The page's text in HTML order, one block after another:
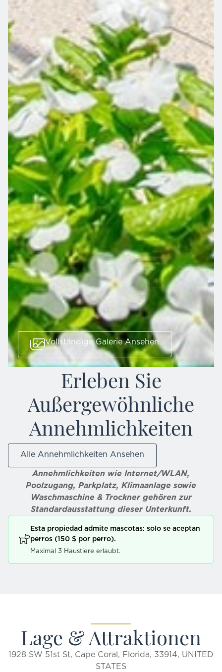
Vollständige Galerie Ansehen
Erleben Sie
Außergewöhnliche
Annehmlichkeiten
Alle Annehmlichkeiten Ansehen
Annehmlichkeiten wie Internet/WLAN,
Poolzugang, Parkplatz, Klimaanlage sowie
Waschmaschine & Trockner gehören zur
Standardausstattung dieser Unterkunft.
Esta propiedad admite mascotas: solo se aceptan
perros (150 $ por perro).
Maximal 3 Haustiere erlaubt.
Lage & Attraktionen
1928 SW 51st St, Cape Coral, Florida, 33914, UNITED
STATES